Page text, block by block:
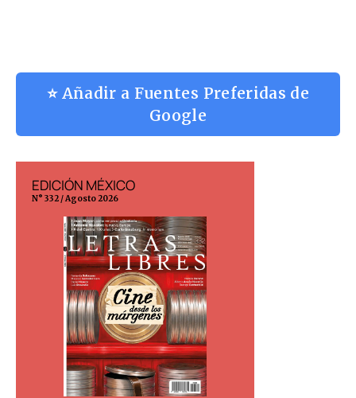
⭐ Añadir a Fuentes Preferidas de
Google
EDICIÓN MÉXICO
N° 332 / Agosto 2026